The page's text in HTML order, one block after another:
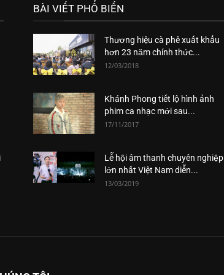
BÀI VIẾT PHỔ BIẾN
Thương hiệu cà phê xuất khẩu
hơn 23 năm chính thức...
12/03/2018
Khánh Phong tiết lộ hình ảnh
phim ca nhạc mới sau...
17/11/2017
Lễ hội âm thanh chuyên nghiệp
lớn nhất Việt Nam diễn...
13/03/2019